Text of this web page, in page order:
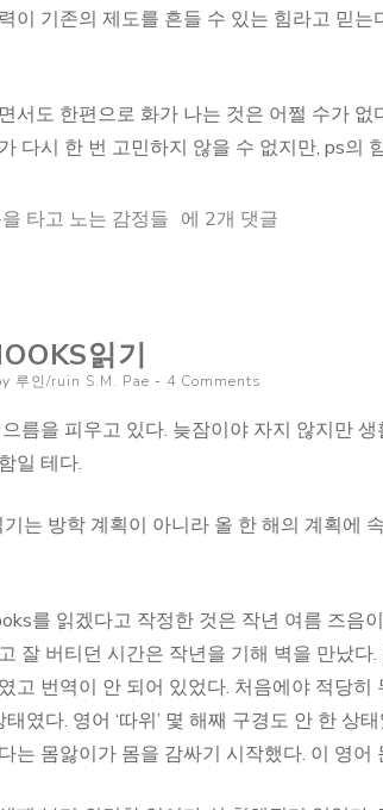
이 기존의 제도를 흔들 수 있는 힘라고 믿는
서도 한편으로 화가 나는 것은 어쩔 수가
다시 한 번 고민하지 않을 수 없지만, ps의
타고 노는 감정들 학
사
이
에 2개 댓글
읽기
루인/ruin S.M. Pae 4 Comments
름을 피우고 있다. 늦잠이야 자지 않지만
일 테다.
는 방학 계획이 아니라 올 한 해의 계획에
를 읽겠다고 작정한 것은 작년 여름 즈음
잘 버티던 시간은 작년을 기해 벽을 만났
고 번역이 안 되어 있었다. 처음에야 적당
태였다. 영어 ‘따위’ 몇 해째 구경도 안 한
는 몸앓이가 몸을 감싸기 시작했다. 이 영